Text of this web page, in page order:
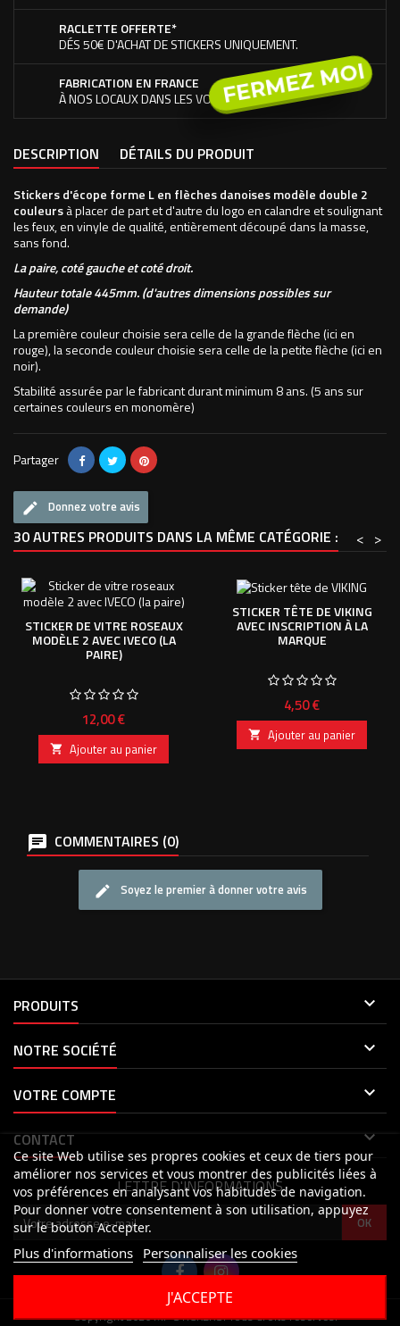
RACLETTE OFFERTE*
DÉS 50€ D'ACHAT DE STICKERS UNIQUEMENT.
FABRICATION EN FRANCE
À NOS LOCAUX DANS LES VOSGES.
DESCRIPTION DÉTAILS DU PRODUIT
Stickers d'écope forme L en flèches danoises modèle double 2
couleursà placer de part et d'autre du logo en calandre et soulignant
les feux, en vinyle de qualité, entièrement découpé dans la masse,
sans fond.
La paire, coté gauche et coté droit.
Hauteur totale 445mm. (d'autres dimensions possibles sur
demande)
La première couleur choisie sera celle de la grande flèche (ici en
rouge), la seconde couleur choisie sera celle de la petite flèche (ici en
noir).
Stabilité assurée par le fabricant durant minimum 8 ans. (5 ans sur
certaines couleurs en monomère)
Partager
Donnez votre avis
30 AUTRES PRODUITS DANS LA MÊME CATÉGORIE : >
<
STICKER DE VITRE ROSEAUX
MODÈLE 2 AVEC IVECO (LA
PAIRE)
Prix
12,00 €
 Ajouter au panier
STICKER TÊTE DE VIKING
AVEC INSCRIPTION À LA
MARQUE
Prix
4,50 €
 Ajouter au panier
COMMENTAIRES (0)
Soyez le premier à donner votre avis
PRODUITS 
NOTRE SOCIÉTÉ 
VOTRE COMPTE 
CONTACT 
Ce site Web utilise ses propres cookies et ceux de tiers pour
améliorer nos services et vous montrer des publicités liées à
vos préférences en analysant vos habitudes de navigation.
Pour donner votre consentement à son utilisation, appuyez
sur le bouton Accepter.
Plus d'informations Personnaliser les cookies
J'ACCEPTE
LETTRE D'INFORMATIONS
© Copyright 2026 MP STICKERS. Tous droits réservés.
FERMEZ MOI